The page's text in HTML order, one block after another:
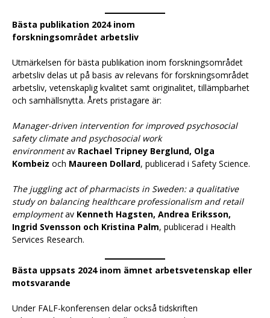
Bästa publikation 2024 inom
forskningsområdet arbetsliv
Utmärkelsen för bästa publikation inom forskningsområdet
arbetsliv delas ut på basis av relevans för forskningsområdet
arbetsliv, vetenskaplig kvalitet samt originalitet, tillämpbarhet
och samhällsnytta. Årets pristagare är:
Manager-driven intervention for improved psychosocial
safety climate and psychosocial work
environmentav Rachael Tripney Berglund, Olga
Kombeiz och Maureen Dollard, publicerad i Safety Science.
The juggling act of pharmacists in Sweden: a qualitative
study on balancing healthcare professionalism and retail
employmentav Kenneth Hagsten, Andrea Eriksson,
Ingrid Svensson och Kristina Palm, publicerad i Health
Services Research.
Bästa uppsats 2024 inom ämnet arbetsvetenskap eller
motsvarande
Under FALF-konferensen delar också tidskriften